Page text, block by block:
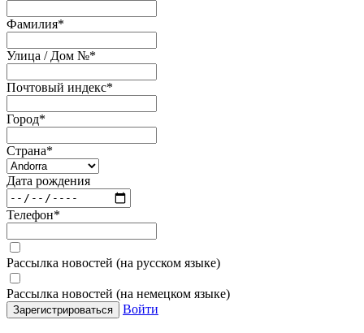
Фамилия*
Улица / Дом №*
Почтовый индекс*
Город*
Страна*
Дата рождения
Телефон*
Рассылка новостей (на русском языке)
Рассылка новостей (на немецком языке)
Зарегистрироваться Войти